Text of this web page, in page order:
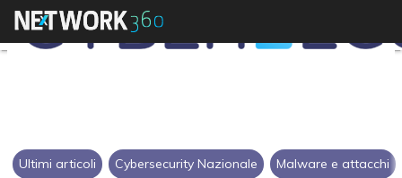
Ultimi articoli Cybersecurity Nazionale Malware e attacchi